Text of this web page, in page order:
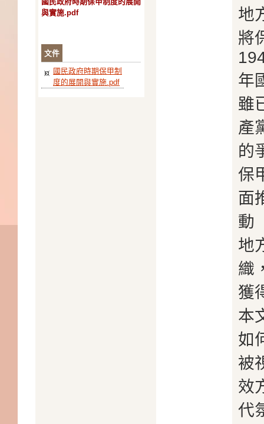
與實施.pdf
文件
國民政府時期保甲制
度的展開與實施.pdf
地
將
年
雖
產
的
保
面
動
地
織
獲
本
如
被
效
代